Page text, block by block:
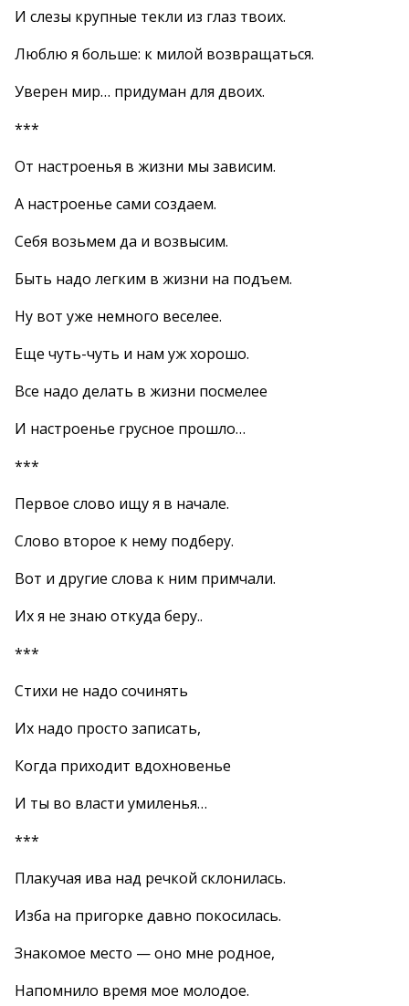
И слезы крупные текли из глаз твоих.
Люблю я больше: к милой возвращаться.
Уверен мир… придуман для двоих.
***
От настроенья в жизни мы зависим.
А настроенье сами создаем.
Себя возьмем да и возвысим.
Быть надо легким в жизни на подъем.
Ну вот уже немного веселее.
Еще чуть-чуть и нам уж хорошо.
Все надо делать в жизни посмелее
И настроенье грусное прошло…
***
Первое слово ищу я в начале.
Слово второе к нему подберу.
Вот и другие слова к ним примчали.
Их я не знаю откуда беру..
***
Стихи не надо сочинять
Их надо просто записать,
Когда приходит вдохновенье
И ты во власти умиленья…
***
Плакучая ива над речкой склонилась.
Изба на пригорке давно покосилась.
Знакомое место — оно мне родное,
Напомнило время мое молодое.